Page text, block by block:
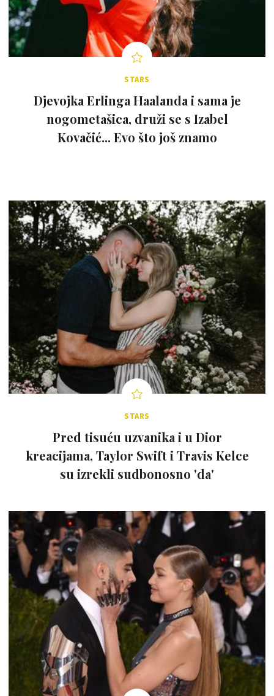
STARS
Djevojka Erlinga Haalanda i sama je
nogometašica, druži se s Izabel
Kovačić... Evo što još znamo
STARS
Pred tisuću uzvanika i u Dior
kreacijama, Taylor Swift i Travis Kelce
su izrekli sudbonosno 'da'